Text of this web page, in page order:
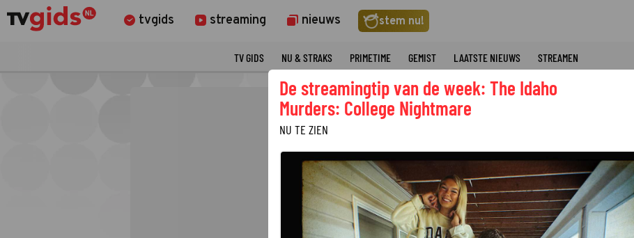
tvgids streaming nieuws stem nu!
TV GIDS NU & STRAKS PRIMETIME GEMIST LAATSTE NIEUWS STREAMEN
De streamingtip van de week: The Idaho
Murders: College Nightmare
NU TE ZIEN